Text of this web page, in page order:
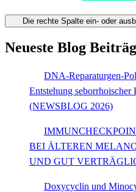
Die rechte Spalte ein- oder
Neueste Blog
DNA-Reparaturgen-
Entstehung seborrhoischer
(NEWSBLOG 2026)
BEI ÄLTEREN
UND GUT
Doxycyclin und